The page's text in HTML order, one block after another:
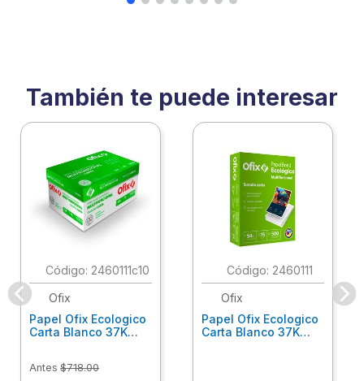
También te puede interesar
: 2460111c10
Ofix
Papel Ofix Ecologico
Carta Blanco 37K
Antes $718.00
: 2460111
Ofix
Papel Ofix Ecologico
Carta Blanco 37K